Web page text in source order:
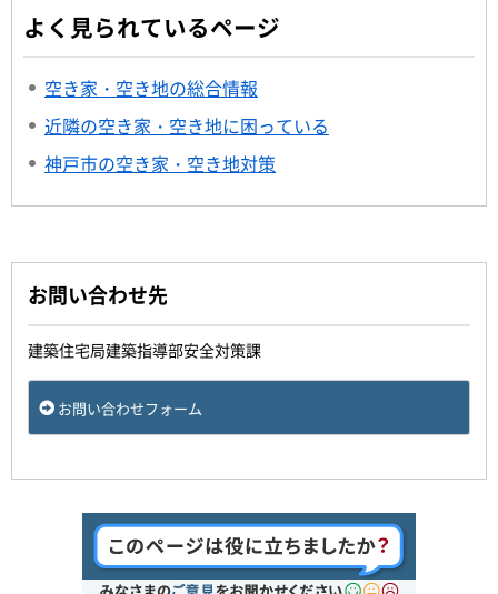
よく見られているページ
空き家・空き地の総合情報
近隣の空き家・空き地に困っている
神戸市の空き家・空き地対策
お問い合わせ先
建築住宅局建築指導部安全対策課
お問い合わせフォーム